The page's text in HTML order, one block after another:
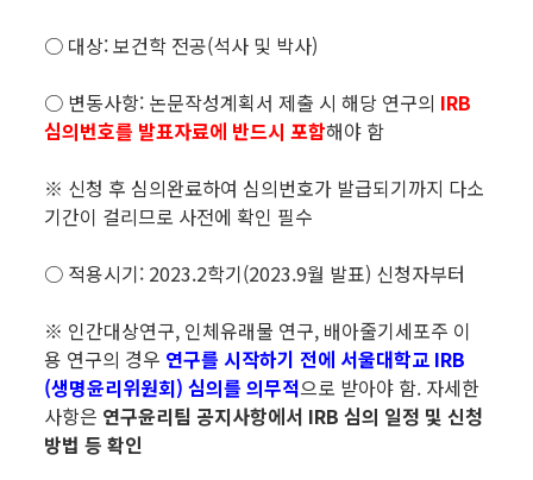
○ 대상: 보건학 전공(석사 및 박사)
○ 변동사항: 논문작성계획서 제출 시 해당 연구의 IRB
심의번호를 발표자료에 반드시 포함해야 함
※ 신청 후 심의완료하여 심의번호가 발급되기까지 다소
기간이 걸리므로 사전에 확인 필수
○ 적용시기: 2023.2학기(2023.9월 발표) 신청자부터
※ 인간대상연구, 인체유래물 연구, 배아줄기세포주 이
용 연구의 경우 연구를 시작하기 전에 서울대학교 IRB
(생명윤리위원회) 심의를 의무적으로 받아야 함. 자세한
사항은 연구윤리팀 공지사항에서 IRB심의 일정 및 신청
방법 등 확인